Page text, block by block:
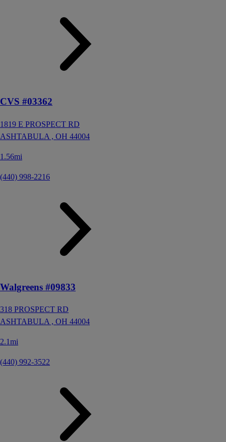
CVS #03362
1819 E PROSPECT RD
ASHTABULA , OH 44004
1.56mi
(440) 998-2216
Walgreens #09833
318 PROSPECT RD
ASHTABULA , OH 44004
2.1mi
(440) 992-3522